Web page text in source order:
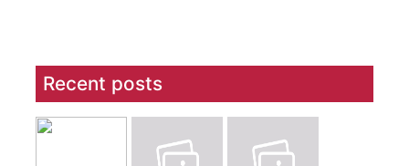
Recent posts